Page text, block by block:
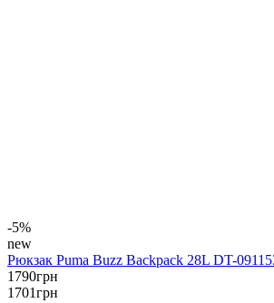
-5%
new
Рюкзак Puma Buzz Backpack 28L DT-
1790грн
1701грн